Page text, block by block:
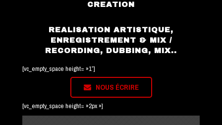
CREATION
REALISATION ARTISTIQUE,
ENREGISTREMENT & MIX /
RECORDING, DUBBING, MIX..
[vc_empty_space height= »1″]
NOUS ÉCRIRE
[vc_empty_space height= »2px »]